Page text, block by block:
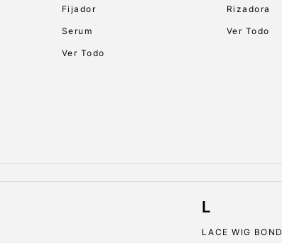
Fijador
Serum
Ver Todo
Rizadora
Ver Todo
L
LACE WIG BOND